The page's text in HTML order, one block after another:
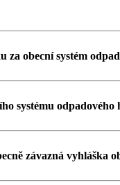
za obecní systém
systému odpadového
závazná vyhláška